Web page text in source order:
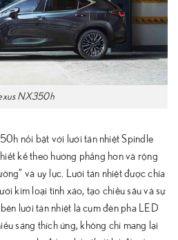
NX350h
nổi bật với lưới tản nhiệt Spindle
kế theo hướng phẳng hơn và rộng
và uy lực. Lưới tản nhiệt được chia
kim loại tinh xảo, tạo chiều sâu và sự
lưới tản nhiệt là cụm đèn pha LED
sáng thích ứng, không chỉ mang lại